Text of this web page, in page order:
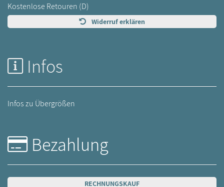
Kostenlose Retouren (D)
Widerruf erklären
Infos
Infos zu Übergrößen
Bezahlung
RECHNUNGSKAUF